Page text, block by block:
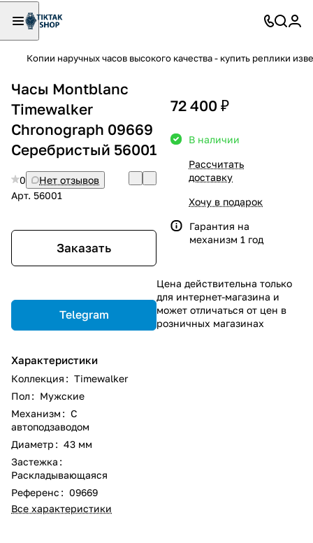
Копии наручных часов высокого качества - купить реплики
Часы Montblanc
Timewalker
Chronograph 09669
Серебристый 56001
0
Нет отзывов
Арт. 56001
Заказать
Telegram
Характеристики
Коллекция : Timewalker
Пол : Мужские
Механизм : С
автоподзаводом
Диаметр : 43 мм
Застежка :
Раскладывающаяся
Референс : 09669
Все характеристики
72 400 ₽
В наличии
Рассчитать
доставку
Хочу в подарок
Гарантия на
механизм 1 год
Цена действительна только
для интернет-магазина и
может отличаться от цен в
розничных магазинах